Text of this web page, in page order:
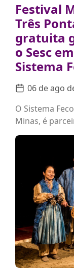
Festival
Três
gratuita
o Sesc
Sistema
06 de ago
O Sistema
Minas, é